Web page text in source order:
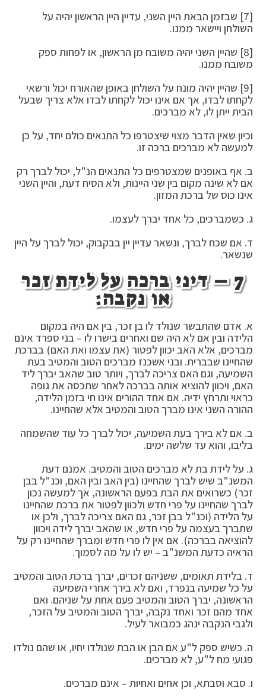
[7] שבזמן הבאת היין השני, עדיין היין הראשון יהיה על
השולחן ויישאר ממנו.
[8] שהיין השני יהיה משובח מן הראשון, או לפחות ספק
משובח ממנו.
[9] שהיין יהיה מונח על השולחן באופן שהאורח יכול ורשאי
לקחתו לבדו, אך אם אינו יכול לקחתו לבדו אלא צריך שבעל
הבית ייתן לו, לא מברכים.
וכיון שאין הדבר מצוי שיצטרפו כל התנאים כולם יחד, על כן
למעשה לא מברכים ברכה זו.
ב. אף באופנים שמצטרפים כל התנאים הנ"ל, יכול לברך רק
אם לא שינה מקום בין שני היינות, ולא הסיח דעת, והיין השני
אינו כוס של ברכת המזון.
ג. כשמברכים, כל אחד יברך לעצמו.
ד. אם שכח לברך, ונשאר עדיין יין בבקבוק, יכול לברך על היין
שנשאר.
7 – דיני ברכה על לידת זכר
או נקבה:
א. אדם שהתבשר שנולד לו בן זכר, בין אם היה במקום
הלידה ובין אם לא היה שם ואחרים בישרו לו – בני ספרד אינם
מברכים, אלא האב יכוון לפטור (את עצמו ואת האם) בברכת
שהחיינו שבברית. ובני אשכנז מברכים הטוב והמטיב בעת
השמיעה, וגם האם צריכה לברך, ויותר טוב שהאב יברך ליד
האם, ויכוון להוציא אותה בברכה לאחר שתכסה את גופה
כראוי ותרחץ ידיה. אם אחד ההורים אינו חי בזמן הלידה,
ההורה השני אינו מברך הטוב והמטיב אלא שהחיינו.
ב. אם לא בירך בעת השמיעה, יכול לברך כל עוד שהשמחה
בליבו, והוא עד שלשה ימים.
ג. על לידת בת לא מברכים הטוב והמטיב. אמנם דעת
המשנ"ב שיש לברך שהחיינו (בין האב ובין האם, וכנ"ל בבן
זכר) כשרואים את הבת בפעם הראשונה, אך למעשה נכון
לברך שהחיינו על פרי חדש ולכוון לפטור את ברכת שהחיינו
על הלידה (וכנ"ל בבן זכר, גם האם צריכה לברך, ולכן או
שתברך בעצמה על פרי חדש, או שהאב יברך לידה ויכוון
להוציאה בברכה). אם אין לו פרי חדש ומברך שהחיינו רק על
הראיה כדעת המשנ"ב – יש לו על מה לסמוך.
ד. בלידת תאומים, ששניהם זכרים, יברך ברכת הטוב והמטיב
על כל שמיעה בנפרד, ואם לא בירך אחרי השמיעה
הראשונה, יברך הטוב והמטיב פעם אחת על שניהם. ואם
אחד מהם זכר ואחד נקבה, יברך הטוב והמטיב על הזכר,
ולגבי הנקבה ינהג כמבואר לעיל.
ה. כשיש ספק ל"ע אם הבן או הבת שנולדו יחיו, או שהם נולדו
פגועי מח ל"ע, לא מברכים.
ו. סבא וסבתא, וכן אחים ואחיות – אינם מברכים.